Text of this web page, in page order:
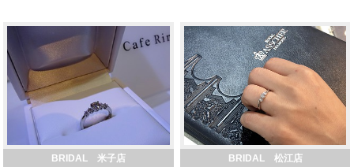
BRIDAL 米子店 BRIDAL 松江店